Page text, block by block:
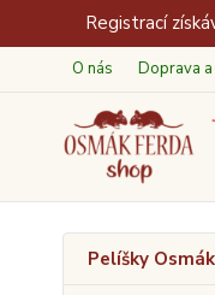
Registrací
O nás Doprava
Pelíšky